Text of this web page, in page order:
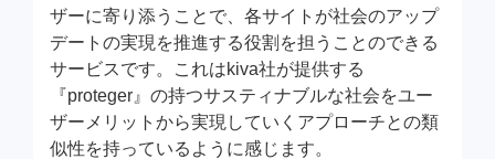
ザーに寄り添うことで、各サイトが社会のアップ
デートの実現を推進する役割を担うことのできる
サービスです。これはkiva社が提供する
『proteger』の持つサスティナブルな社会をユー
ザーメリットから実現していくアプローチとの類
似性を持っているように感じます。